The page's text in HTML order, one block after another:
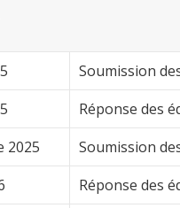
Soumission
Réponse des
2025
Soumission
Réponse des